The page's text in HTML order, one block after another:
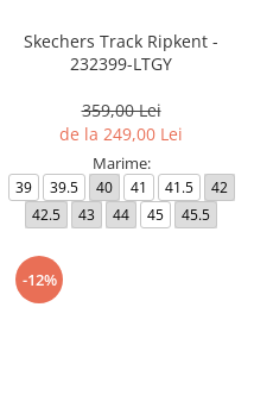
Skechers Track Ripkent -
232399-LTGY
359,00 Lei
de la 249,00 Lei
Marime:
39 39.5 40 41 41.5
42
42.5
43 44 45 45.5
-12%